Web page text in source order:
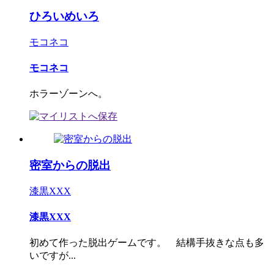
ひろいめいろ
モコネコ
モコネコ
ホラーゾーンへ。
密室からの脱出
漆黒XXX
漆黒XXX
初めて作った脱出ゲームです。 結構手抜きな点も多
いですが...